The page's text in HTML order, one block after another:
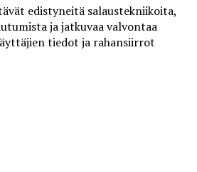
edistyneitä salaustekniikoita,
ja jatkuvaa valvontaa
tiedot ja rahansiirrot